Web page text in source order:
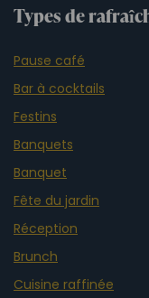
Types de
Pause café
Bar à cocktails
Festins
Banquets
Banquet
Fête du jardin
Réception
Brunch
Cuisine raffinée